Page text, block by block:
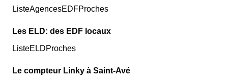
ListeAgencesEDFProches
Les ELD: des EDF locaux
ListeELDProches
Le compteur Linky à Saint-Avé